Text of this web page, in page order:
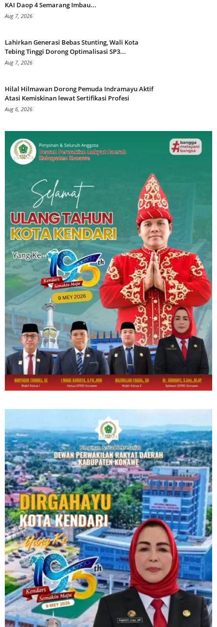
KAI Daop 4 Semarang Imbau...
Aug 7, 2026
Lahirkan Generasi Bebas Stunting, Wali Kota
Tebing Tinggi Dorong Optimalisasi SP3...
Aug 7, 2026
Hilal Hilmawan Dorong Pemuda Indramayu Aktif
Atasi Kemiskinan lewat Sertifikasi Profesi
Aug 6, 2026